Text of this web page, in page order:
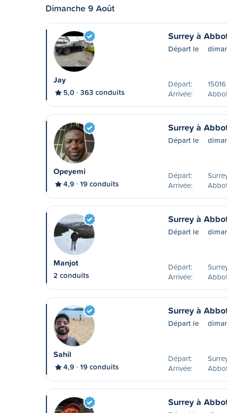
Dimanche 9 Août
Jay
5,0 363 conduits
Surrey à
Départ le
Départ:
Arrivée:
Opeyemi
4,9 19 conduits
Surrey à
Départ le
Départ:
Arrivée:
Manjot
2 conduits
Surrey à
Départ le
Départ:
Arrivée:
Sahil
4,9 19 conduits
Surrey à
Départ le
Départ:
Arrivée:
Surrey à